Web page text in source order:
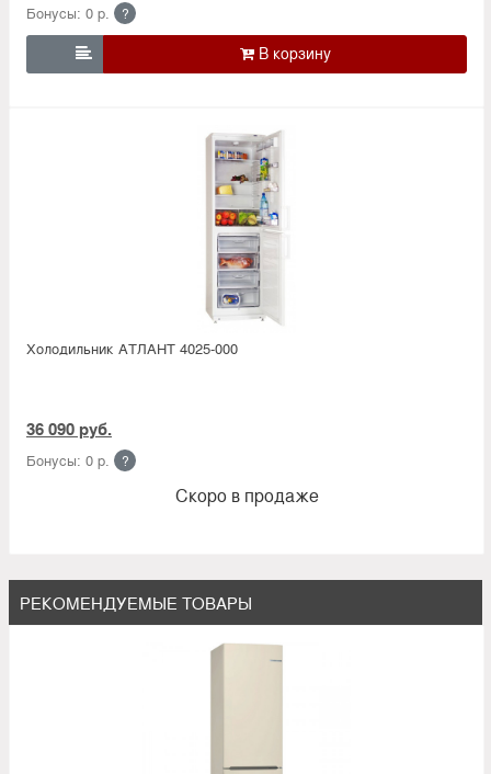
Бонусы: 0 р. ?

Холодильник АТЛАНТ 4025-000
36 090 руб.
Бонусы: 0 р. ?
Скоро в продаже
РЕКОМЕНДУЕМЫЕ ТОВАРЫ